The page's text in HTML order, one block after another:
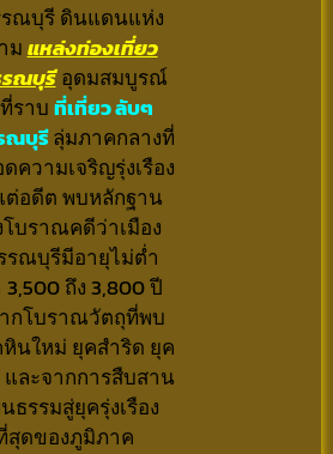
ณบุรี ดินแดนแห่ง
มแหล่งท่องเที่ยว
ณบุรีอุดมสมบูรณ์
ราบที่เที่ยว ลับๆ
ณบุรีลุ่มภาคกลางที่
ความเจริญรุ่งเรือง
ต่อดีต พบหลักฐาน
บราณคดีว่าเมือง
รณบุรีมีอายุไม่ต่ำ
3,500 ถึง 3,800 ปี
กโบราณวัตถุที่พบ
นใหม่ ยุคสำริด ยุค
และจากการสืบสาน
ธรรมสู่ยุครุ่งเรือง
สุดของภูมิภาค